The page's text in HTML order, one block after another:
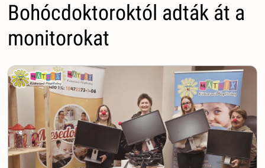
Bohócdoktoroktól adták át a
monitorokat